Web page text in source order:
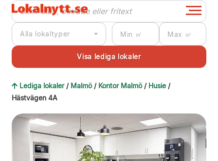
Alla lokaltyper
Lediga lokaler / Malmö/ Kontor Malmö/ Husie /
Hästvägen 4A